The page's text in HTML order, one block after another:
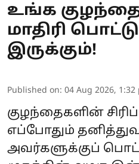
உங்க
மாதிரி
இருக்கும்!
Published on: 04 Aug 2026, 1:32
குழந்தைகளின்
எப்போதும்
அவர்களுக்குப்